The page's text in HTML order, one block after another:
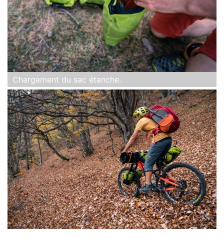
Chargement du sac étanche.